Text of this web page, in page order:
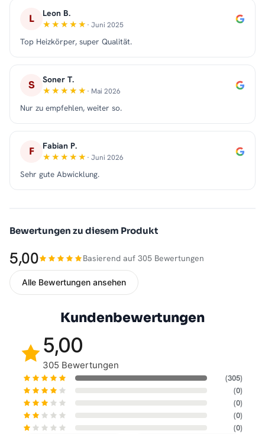
L Leon B.
· Juni 2025
Top Heizkörper, super Qualität.
S Soner T.
· Mai 2026
Nur zu empfehlen, weiter so.
F Fabian P.
· Juni 2026
Sehr gute Abwicklung.
Bewertungen zu diesem Produkt
5,00 Basierend auf 305 Bewertungen
Alle Bewertungen ansehen
Kundenbewertungen
5,00
305 Bewertungen
(305)
(0)
(0)
(0)
(0)